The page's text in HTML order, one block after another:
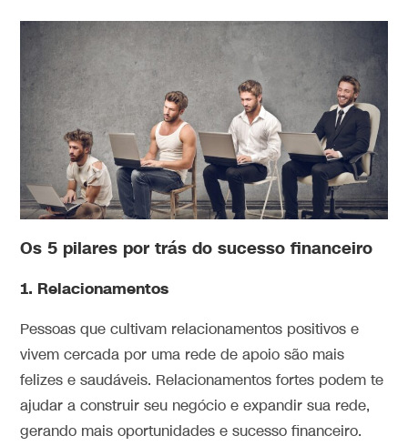
Os 5 pilares por trás do sucesso financeiro
1. Relacionamentos
Pessoas que cultivam relacionamentos positivos e
vivem cercada por uma rede de apoio são mais
felizes e saudáveis. Relacionamentos fortes podem te
ajudar a construir seu negócio e expandir sua rede,
gerando mais oportunidades e sucesso financeiro.